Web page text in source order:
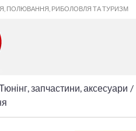
ПОЛЮВАННЯ, РИБОЛОВЛЯ ТА ТУРИЗМ
запчастини, аксесуари